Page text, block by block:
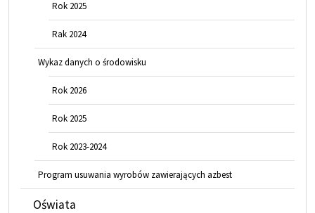
Rok 2025
Rak 2024
Wykaz danych o środowisku
Rok 2026
Rok 2025
Rok 2023-2024
Program usuwania wyrobów zawierających azbest
Oświata